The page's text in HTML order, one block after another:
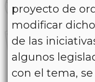
proyecto de
modificar
de las
algunos
con el tema,